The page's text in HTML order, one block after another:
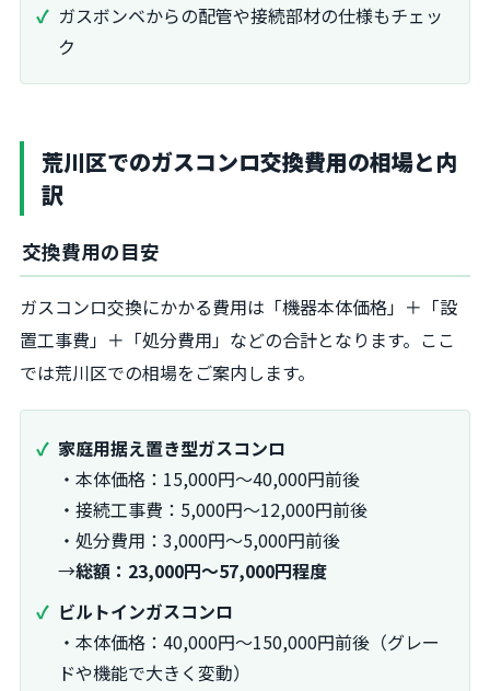
ガスボンベからの配管や接続部材の仕様もチェッ
ク
荒川区でのガスコンロ交換費用の相場と内
訳
交換費用の目安
ガスコンロ交換にかかる費用は「機器本体価格」＋「設
置工事費」＋「処分費用」などの合計となります。ここ
では荒川区での相場をご案内します。
家庭用据え置き型ガスコンロ
・本体価格：15,000円～40,000円前後
・接続工事費：5,000円～12,000円前後
・処分費用：3,000円～5,000円前後
→総額：23,000円～57,000円程度
ビルトインガスコンロ
・本体価格：40,000円～150,000円前後（グレー
ドや機能で大きく変動）